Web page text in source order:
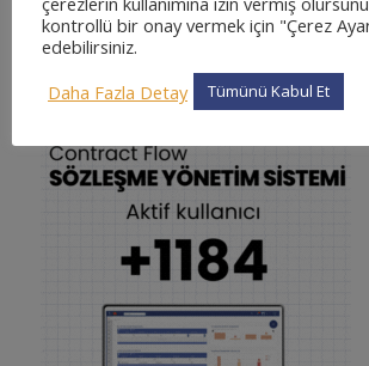
SÖZLEŞME YÖNETIM SISTEMI
kontrollü bir onay vermek için "Çerez
edebilirsiniz.
Daha Fazla Detay
Tümünü Kabul Et